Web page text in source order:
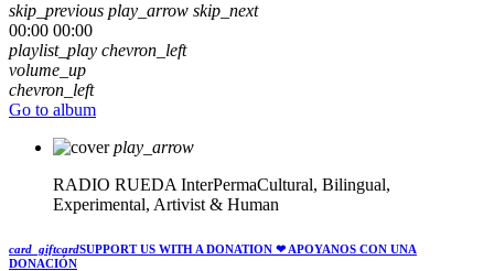
skip_previous play_arrow skip_next
00:00 00:00
playlist_play chevron_left
volume_up
chevron_left
Go to album
play_arrow
RADIO RUEDA InterPermaCultural, Bilingual,
Experimental, Artivist & Human
card_giftcardSUPPORT US WITH A DONATION ❤ APOYANOS CON UNA
DONACIÓN